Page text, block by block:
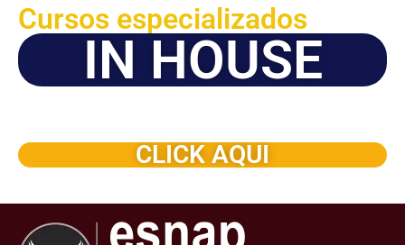
Cursos especializados
IN HOUSE
CLICK AQUI